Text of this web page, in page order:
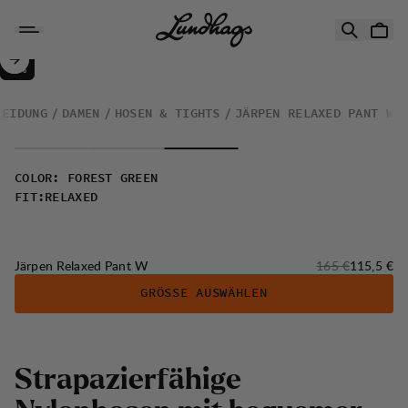
Järpen Relaxed Pant W
VERKAUF
30%
DAMEN HOSEN & TIGHTS JÄRPEN RELAXED PANT W
COLOR :
FOREST GREEN
FIT: RELAXED
Järpen Relaxed Pant W Originalpreis:
165 €115,5 €
GRÖSSE AUSWÄHLEN
Strapazierfähige